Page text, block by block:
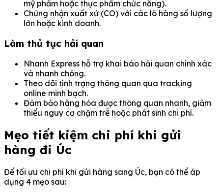
mỹ phẩm hoặc thực phẩm chức năng).
Chứng nhận xuất xứ (CO) với các lô hàng số lượng
lớn hoặc kinh doanh.
Làm thủ tục hải quan
Nhanh Express hỗ trợ khai báo hải quan chính xác
và nhanh chóng.
Theo dõi tình trạng thông quan qua tracking
online minh bạch.
Đảm bảo hàng hóa được thông quan nhanh, giảm
thiểu nguy cơ chậm trễ hoặc phát sinh chi phí.
Mẹo tiết kiệm chi phí khi gửi
hàng đi Úc
Để tối ưu chi phí khi gửi hàng sang Úc, bạn có thể áp
dụng 4 mẹo sau: